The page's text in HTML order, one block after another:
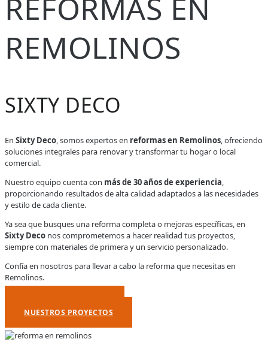
REMOLINOS
SIXTY DECO
En Sixty Deco, somos expertos en reformas en Remolinos, ofreciendo
soluciones integrales para renovar y transformar tu hogar o local
comercial.
Nuestro equipo cuenta con más de 30 años de experiencia,
proporcionando resultados de alta calidad adaptados a las necesidades
y estilo de cada cliente.
Ya sea que busques una reforma completa o mejoras específicas, en
Sixty Deco nos comprometemos a hacer realidad tus proyectos,
siempre con materiales de primera y un servicio personalizado.
Confía en nosotros para llevar a cabo la reforma que necesitas en
Remolinos.
NUESTROS PROYECTOS